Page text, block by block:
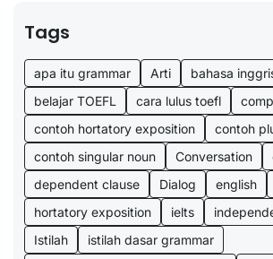
Tags
apa itu grammar Arti
bahasa
belajar TOEFL
cara lulus toefl
contoh hortatory exposition
contoh
contoh singular noun
Conversation
dependent clause
Dialog english
hortatory exposition
ielts
Istilah
istilah dasar grammar